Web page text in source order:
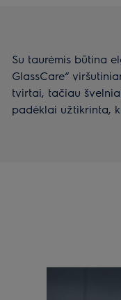
Su taurėmis būtina
GlassCare“
tvirtai, tačiau
padėklai užtikrinta,